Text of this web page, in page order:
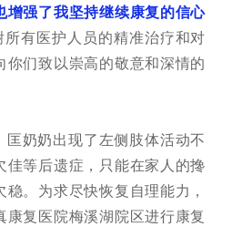
增强了我坚持继续康复的信心
所有医护人员的精准治疗和对
你们致以崇高的敬意和深情的
匡奶奶出现了左侧肢体活动不
佳等后遗症，只能在家人的搀
。为求尽快恢复自理能力，
康复医院梅溪湖院区进行康复